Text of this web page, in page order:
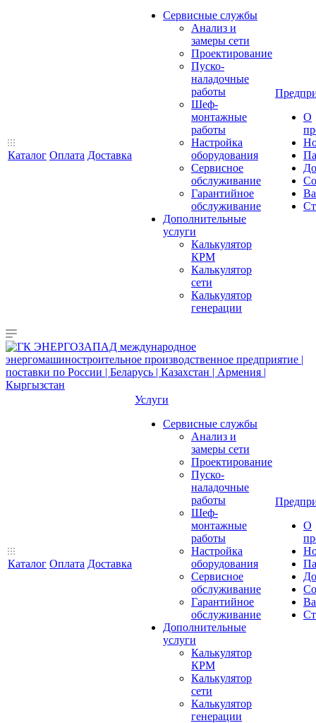
Каталог Оплата Доставка
Сервисные службы
Анализ и
замеры сети
Проектирование
Пуско-
наладочные
работы
Шеф-
монтажные
работы
Настройка
оборудования
Сервисное
обслуживание
Гарантийное
обслуживание
Дополнительные
услуги
Калькулятор
КРМ
Калькулятор
сети
Калькулятор
генерации
О
Каталог Оплата Доставка
Услуги
Сервисные службы
Анализ и
замеры сети
Проектирование
Пуско-
наладочные
работы
Шеф-
монтажные
работы
Настройка
оборудования
Сервисное
обслуживание
Гарантийное
обслуживание
Дополнительные
услуги
Калькулятор
КРМ
Калькулятор
сети
Калькулятор
генерации
О